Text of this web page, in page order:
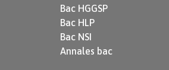
Bac HGGSP
Bac HLP
Bac NSI
Annales bac